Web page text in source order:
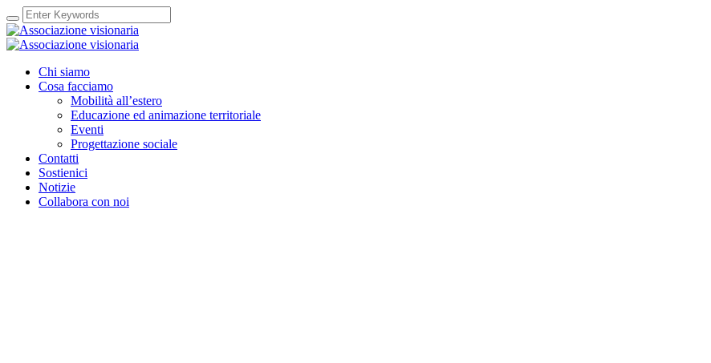
Chi siamo
Cosa facciamo
Mobilità all’estero
Educazione ed animazione territoriale
Eventi
Progettazione sociale
Contatti
Sostienici
Notizie
Collabora con noi